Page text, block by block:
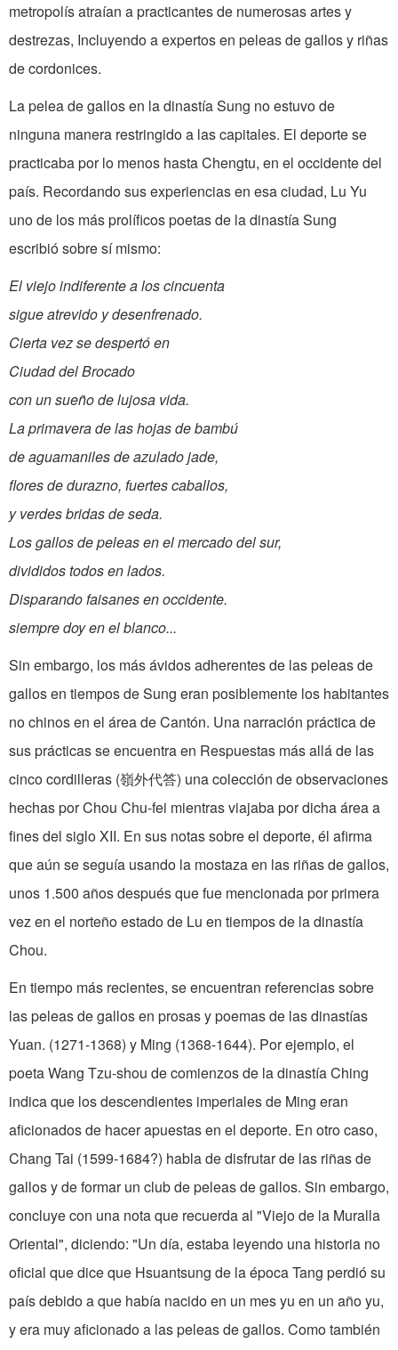
metropolís atraían a prac­ticantes de numerosas artes y
destrezas, Incluyendo a expertos en peleas de gallos y riñas
de cordonices.
La pelea de gallos en la dinastía Sung no estuvo de
ninguna manera restringido a las capitales. El deporte se
practicaba por lo menos hasta Chengtu, en el occi­dente del
país. Recordando sus experien­cias en esa ciudad, Lu Yu
uno de los más prolíficos poetas de la dinastía Sung
escribió sobre sí mismo:
El viejo indiferente a los cincuenta
sigue atrevido y desenfrenado.
Cierta vez se despertó en
Ciudad del Brocado
con un sueño de lujosa vida.
La primavera de las hojas de bambú
de aguamaniles de azulado jade,
flores de durazno, fuertes caballos,
y verdes bridas de seda.
Los gallos de peleas en el mercado del sur,
divididos todos en lados.
Disparando faisanes en occidente.
siempre doy en el blanco...
Sin embargo, los más ávidos adhe­rentes de las peleas de
gallos en tiempos de Sung eran posiblemente los habi­tantes
no chinos en el área de Cantón. Una narración práctica de
sus prácticas se encuentra en Respuestas más allá de las
cinco cordilleras (嶺外代答) una colección de observaciones
hechas por Chou Chu-fei mientras viajaba por dicha área a
fines del siglo XII. En sus notas sobre el deporte, él afirma
que aún se seguía usando la mostaza en las riñas de gallos,
unos 1.500 años después que fue mencionada por primera
vez en el norteño estado de Lu en tiempos de la dinas­tía
Chou.
En tiempo más recientes, se en­cuentran referencias sobre
las peleas de gallos en prosas y poemas de las dinastías
Yuan. (1271-1368) y Ming (1368-1644). Por ejemplo, el
poeta Wang Tzu-shou de comienzos de la dinastía Ching
indica que los descendientes imperiales de Ming eran
aficionados de hacer apuestas en el deporte. En otro caso,
Chang Tai (1599-1684?) habla de disfrutar de las riñas de
gallos y de formar un club de peleas de gallos. Sin embargo,
concluye con una nota que recuerda al "Viejo de la Muralla
Oriental", diciendo: "Un día, estaba leyendo una historia no
oficial que dice que Hsuantsung de la época Tang perdió su
país debido a que había nacido en un mes yu en un año yu,
y era muy aficionado a las peleas de gallos. Como también